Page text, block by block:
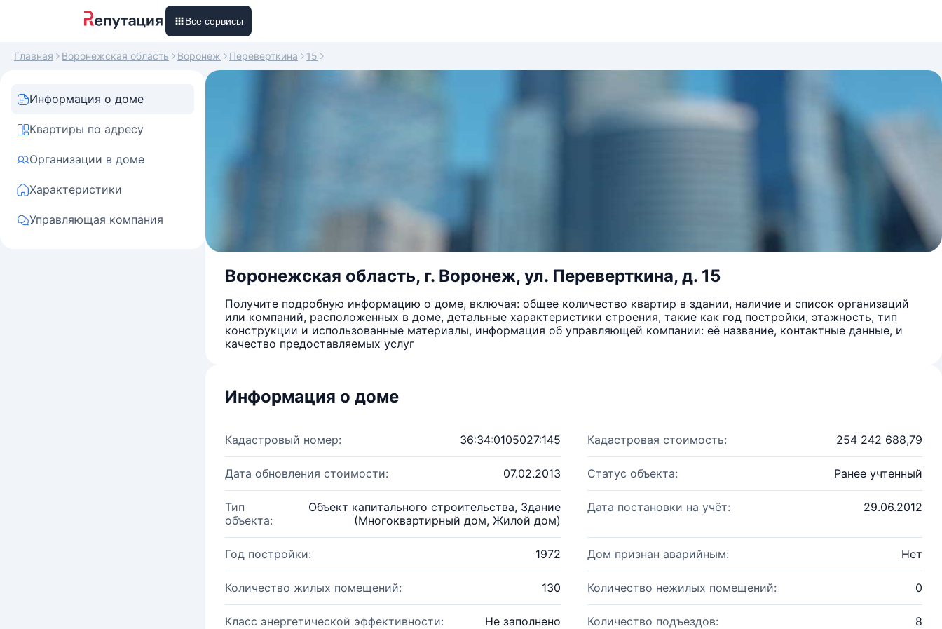
Все сервисы
Главная Воронежская область Воронеж Переверткина 15
Информация о доме
Квартиры по адресу
Организации в доме
Характеристики
Управляющая компания
Воронежская область, г. Воронеж, ул. Переверткина, д. 15
Получите подробную информацию о доме, включая: общее количество квартир в здании, наличие и список организаций
или компаний, расположенных в доме, детальные характеристики строения, такие как год постройки, этажность, тип
конструкции и использованные материалы, информация об управляющей компании: её название, контактные данные, и
качество предоставляемых услуг
Информация о доме
Кадастровый номер: 36:34:0105027:145 Кадастровая стоимость: 254 242 688,79
Дата обновления стоимости: 07.02.2013 Статус объекта: Ранее учтенный
Тип
объекта:
Объект капитального строительства, Здание
(Многоквартирный дом, Жилой дом)
Дата постановки на учёт: 29.06.2012
Год постройки: 1972 Дом признан аварийным: Нет
Количество жилых помещений: 130 Количество нежилых помещений: 0
Класс энергетической эффективности: Не заполнено Количество подъездов: 8